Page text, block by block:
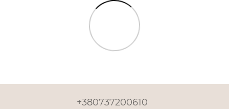
+380737200610